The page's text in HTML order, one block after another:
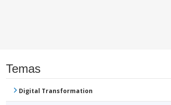
Temas
Digital Transformation